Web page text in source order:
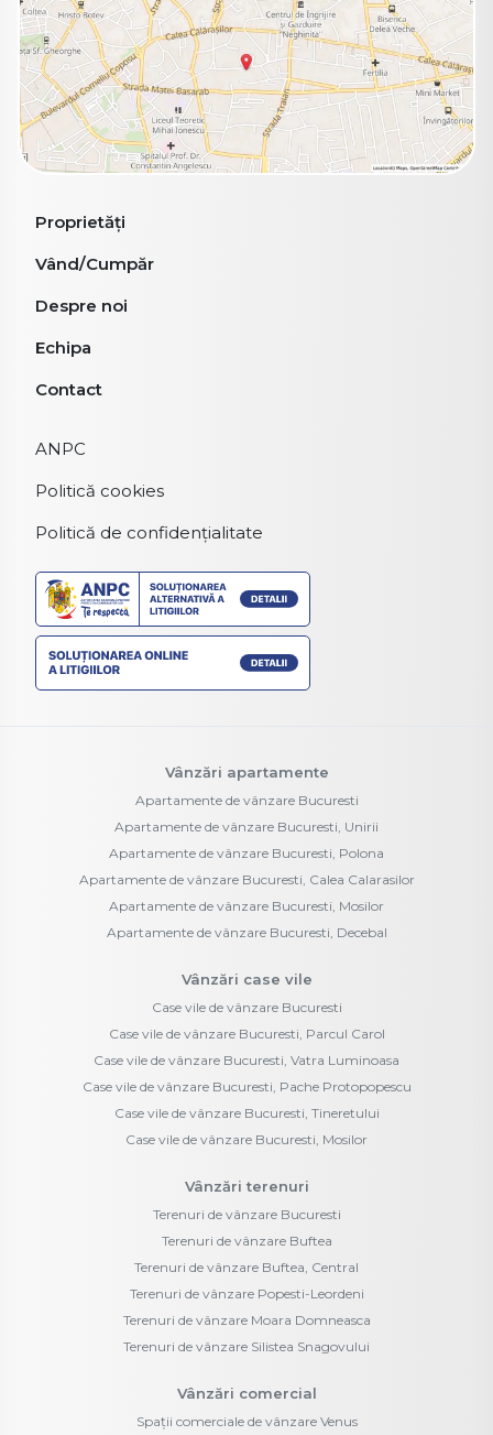
Proprietăți
Vând/Cumpăr
Despre noi
Echipa
Contact
ANPC
Politică cookies
Politică de confidențialitate
Vânzări apartamente
Apartamente de vânzare Bucuresti
Apartamente de vânzare Bucuresti, Unirii
Apartamente de vânzare Bucuresti, Polona
Apartamente de vânzare Bucuresti, Calea Calarasilor
Apartamente de vânzare Bucuresti, Mosilor
Apartamente de vânzare Bucuresti, Decebal
Vânzări case vile
Case vile de vânzare Bucuresti
Case vile de vânzare Bucuresti, Parcul Carol
Case vile de vânzare Bucuresti, Vatra Luminoasa
Case vile de vânzare Bucuresti, Pache Protopopescu
Case vile de vânzare Bucuresti, Tineretului
Case vile de vânzare Bucuresti, Mosilor
Vânzări terenuri
Terenuri de vânzare Bucuresti
Terenuri de vânzare Buftea
Terenuri de vânzare Buftea, Central
Terenuri de vânzare Popesti-Leordeni
Terenuri de vânzare Moara Domneasca
Terenuri de vânzare Silistea Snagovului
Vânzări comercial
Spații comerciale de vânzare Venus